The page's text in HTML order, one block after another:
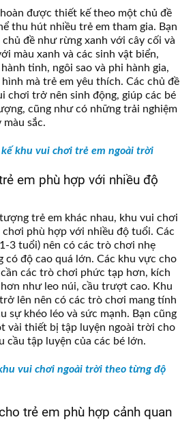
được thiết kế theo một chủ đề
thu hút nhiều trẻ em tham gia. Bạn
đề như rừng xanh với cây cối và
màu xanh và các sinh vật biển,
tinh, ngôi sao và phi hành gia,
mà trẻ em yêu thích. Các chủ đề
chơi trở nên sinh động, giúp các bé
cũng như có những trải nghiệm
sắc.
khu vui chơi trẻ em ngoài trời
em phù hợp với nhiều độ
trẻ em khác nhau, khu vui chơi
phù hợp với nhiều độ tuổi. Các
3 tuổi) nên có các trò chơi nhẹ
có độ cao quá lớn. Các khu vực cho
các trò chơi phức tạp hơn, kích
như leo núi, cầu trượt cao. Khu
lên nên có các trò chơi mang tính
sự khéo léo và sức mạnh. Bạn cũng
vài thiết bị tập luyện ngoài trời cho
cầu tập luyện của các bé lớn.
vui chơi ngoài trời theo từng độ
trẻ em phù hợp cảnh quan